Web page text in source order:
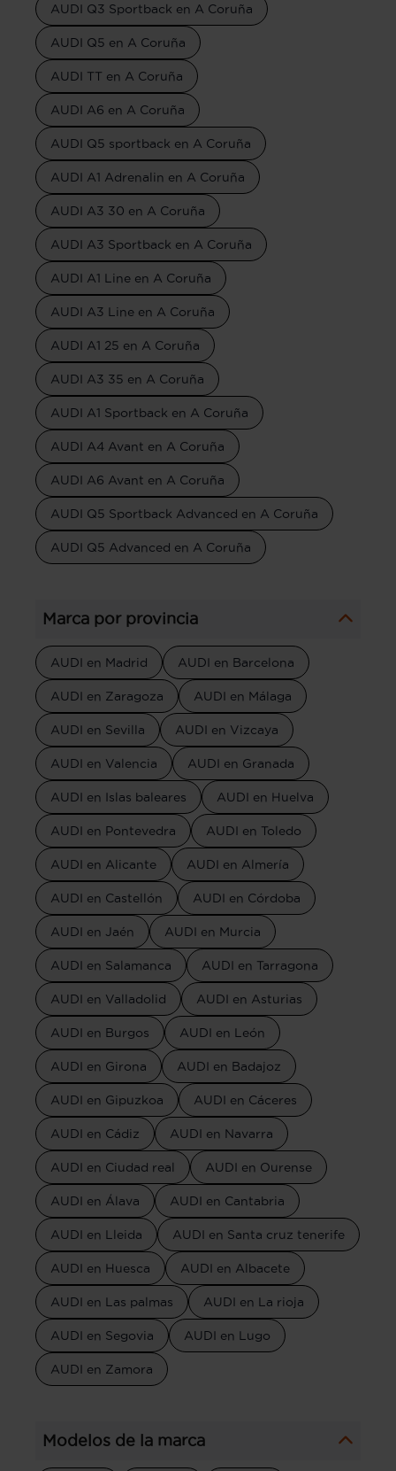
AUDI Q3 Sportback en A Coruña
AUDI Q5 en A Coruña
AUDI TT en A Coruña
AUDI A6 en A Coruña
AUDI Q5 sportback en A Coruña
AUDI A1 Adrenalin en A Coruña
AUDI A3 30 en A Coruña
AUDI A3 Sportback en A Coruña
AUDI A1 Line en A Coruña
AUDI A3 Line en A Coruña
AUDI A1 25 en A Coruña
AUDI A3 35 en A Coruña
AUDI A1 Sportback en A Coruña
AUDI A4 Avant en A Coruña
AUDI A6 Avant en A Coruña
AUDI Q5 Sportback Advanced en A Coruña
AUDI Q5 Advanced en A Coruña
Marca por provincia
AUDI en Madrid AUDI en Barcelona
AUDI en Zaragoza AUDI en Málaga
AUDI en Sevilla AUDI en Vizcaya
AUDI en Valencia AUDI en Granada
AUDI en Islas baleares AUDI en Huelva
AUDI en Pontevedra AUDI en Toledo
AUDI en Alicante AUDI en Almería
AUDI en Castellón AUDI en Córdoba
AUDI en Jaén AUDI en Murcia
AUDI en Salamanca AUDI en Tarragona
AUDI en Valladolid AUDI en Asturias
AUDI en Burgos AUDI en León
AUDI en Girona AUDI en Badajoz
AUDI en Gipuzkoa AUDI en Cáceres
AUDI en Cádiz AUDI en Navarra
AUDI en Ciudad real AUDI en Ourense
AUDI en Álava AUDI en Cantabria
AUDI en Lleida AUDI en Santa cruz tenerife
AUDI en Huesca AUDI en Albacete
AUDI en Las palmas AUDI en La rioja
AUDI en Segovia AUDI en Lugo
AUDI en Zamora
Modelos de la marca